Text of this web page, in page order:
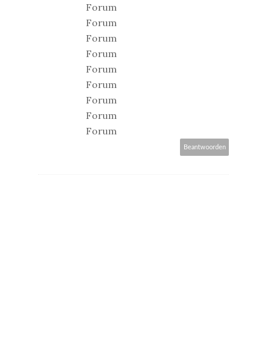
Forum
Forum
Forum
Forum
Forum
Forum
Forum
Forum
Forum
Beantwoorden